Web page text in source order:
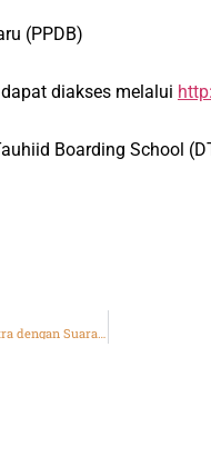
(PPDB)
diakses melalui
Boarding School
Gelar Pemilu, Ini Paslon OSDT SMA DTBS Putra dengan Suara Terbanyak